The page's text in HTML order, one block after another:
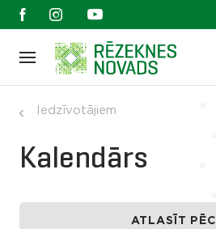
Iedzīvotājiem
Kalendārs
ATLASĪT PĒC